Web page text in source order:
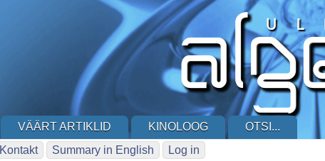
VÄÄRT ARTIKLID KINOLOOG
OTSI...
Kontakt Summary in English Log in